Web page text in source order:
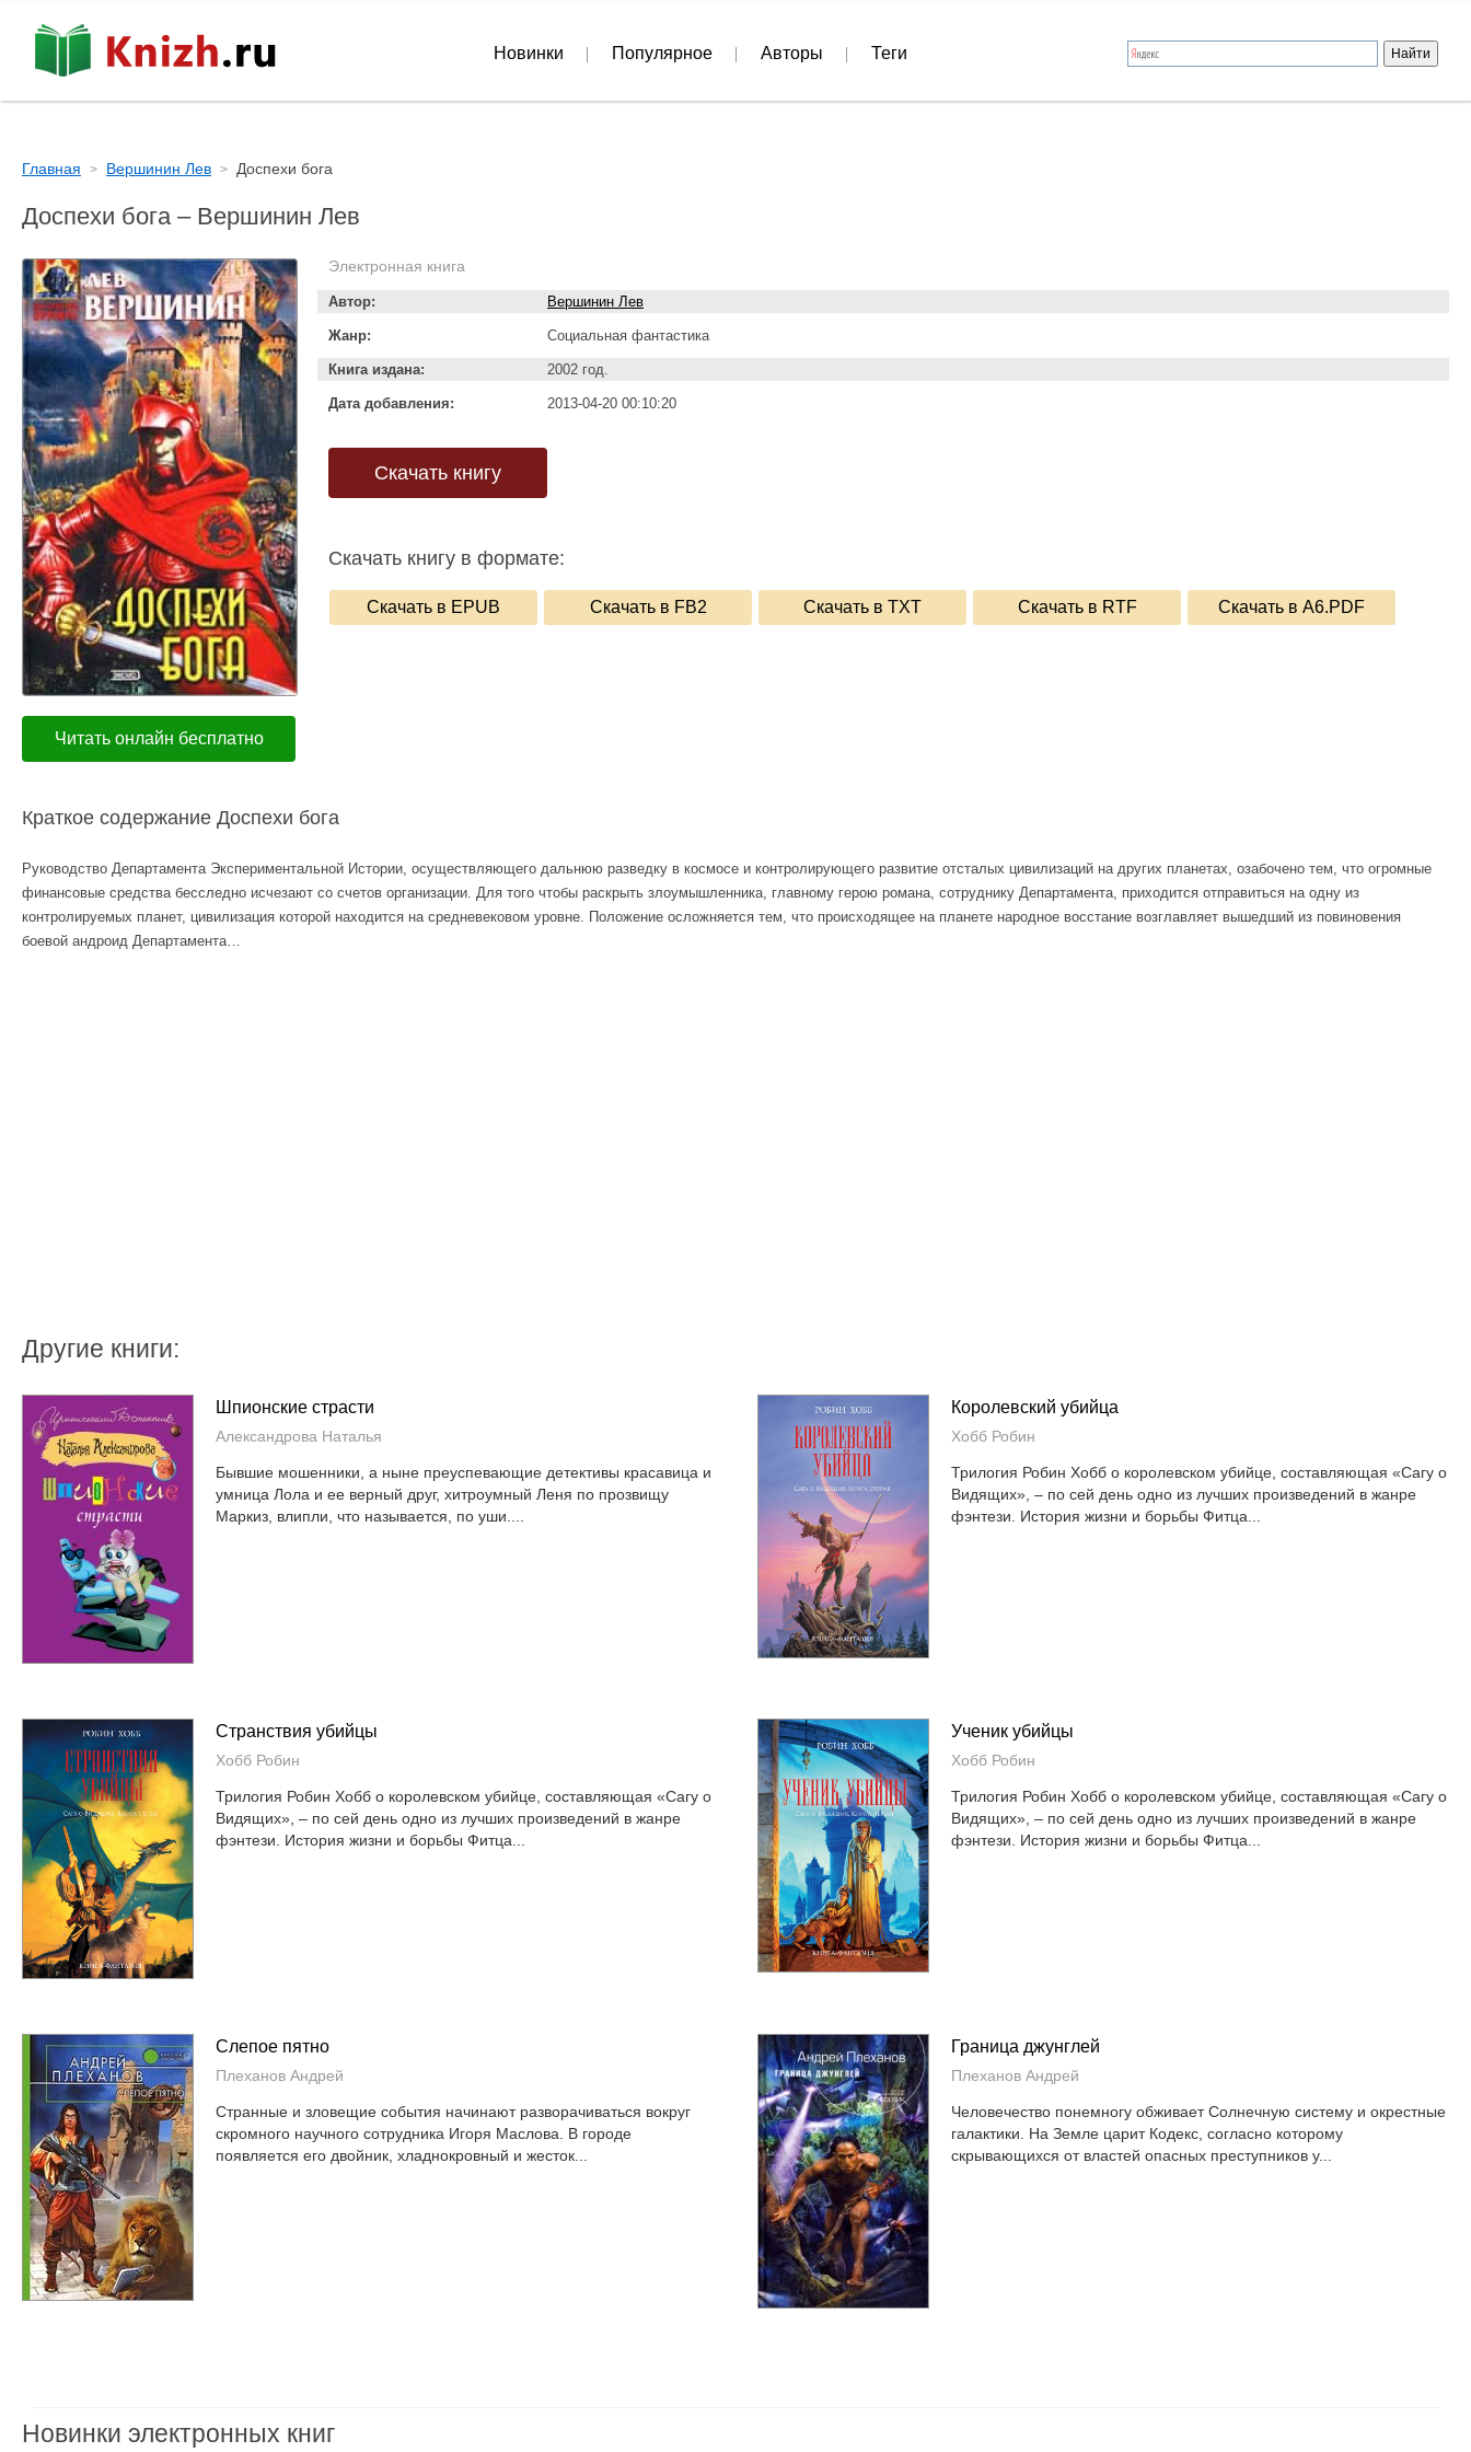
Главная Вершинин Лев Доспехи бога
Доспехи бога – Вершинин Лев
Читать онлайн бесплатно
Электронная книга
Автор: Вершинин Лев
Жанр: Социальная фантастика
Книга издана: 2002 год.
Дата добавления: 2013-04-20 00:10:20
Скачать книгу
Скачать книгу в формате:
Скачать в EPUB Скачать в FB2 Скачать в TXT Скачать в RTF Скачать в A6.PDF
Краткое содержание Доспехи бога
Руководство Департамента Экспериментальной Истории, осуществляющего дальнюю разведку в космосе и контролирующего развитие отсталых цивилизаций на других планетах, озабочено тем, что огромные
финансовые средства бесследно исчезают со счетов организации. Для того чтобы раскрыть злоумышленника, главному герою романа, сотруднику Департамента, приходится отправиться на одну из
контролируемых планет, цивилизация которой находится на средневековом уровне. Положение осложняется тем, что происходящее на планете народное восстание возглавляет вышедший из повиновения
боевой андроид Департамента…
Другие книги:
Шпионские страсти
Александрова Наталья
Бывшие мошенники, а ныне преуспевающие детективы красавица и
умница Лола и ее верный друг, хитроумный Леня по прозвищу
Маркиз, влипли, что называется, по уши....
Королевский убийца
Хобб Робин
Трилогия Робин Хобб о королевском убийце, составляющая «Сагу о
Видящих», – по сей день одно из лучших произведений в жанре
фэнтези. История жизни и борьбы Фитца...
Странствия убийцы
Хобб Робин
Трилогия Робин Хобб о королевском убийце, составляющая «Сагу о
Видящих», – по сей день одно из лучших произведений в жанре
фэнтези. История жизни и борьбы Фитца...
Ученик убийцы
Хобб Робин
Трилогия Робин Хобб о королевском убийце, составляющая «Сагу о
Видящих», – по сей день одно из лучших произведений в жанре
фэнтези. История жизни и борьбы Фитца...
Слепое пятно
Плеханов Андрей
Странные и зловещие события начинают разворачиваться вокруг
скромного научного сотрудника Игоря Маслова. В городе
появляется его двойник, хладнокровный и жесток...
Граница джунглей
Плеханов Андрей
Человечество понемногу обживает Солнечную систему и окрестные
галактики. На Земле царит Кодекс, согласно которому
скрывающихся от властей опасных преступников у...
Новинки электронных книг
Новинки Популярное Авторы Теги